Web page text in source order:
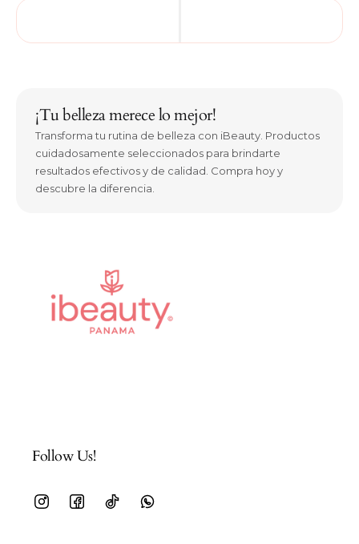
¡Tu belleza merece lo mejor!
Transforma tu rutina de belleza con iBeauty. Productos
cuidadosamente seleccionados para brindarte
resultados efectivos y de calidad. Compra hoy y
descubre la diferencia.
Follow Us!